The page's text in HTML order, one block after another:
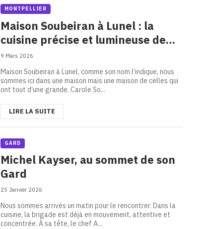
MONTPELLIER
Maison Soubeiran à Lunel : la
cuisine précise et lumineuse de
Carole Soubeiran
9 Mars 2026
Maison Soubeiran à Lunel, comme son nom l’indique, nous
sommes ici dans une maison mais une maison de celles qui
ont tout d’une grande. Carole So...
LIRE LA SUITE
GARD
Michel Kayser, au sommet de son
Gard
25 Janvier 2026
Nous sommes arrivés un matin pour le rencontrer. Dans la
cuisine, la brigade est déjà en mouvement, attentive et
concentrée. À sa tête, le chef A...